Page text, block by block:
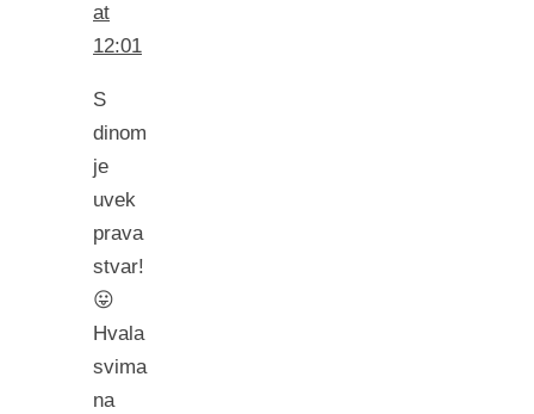
at
12:01
S
dinom
je
uvek
prava
stvar!
😛
Hvala
svima
na